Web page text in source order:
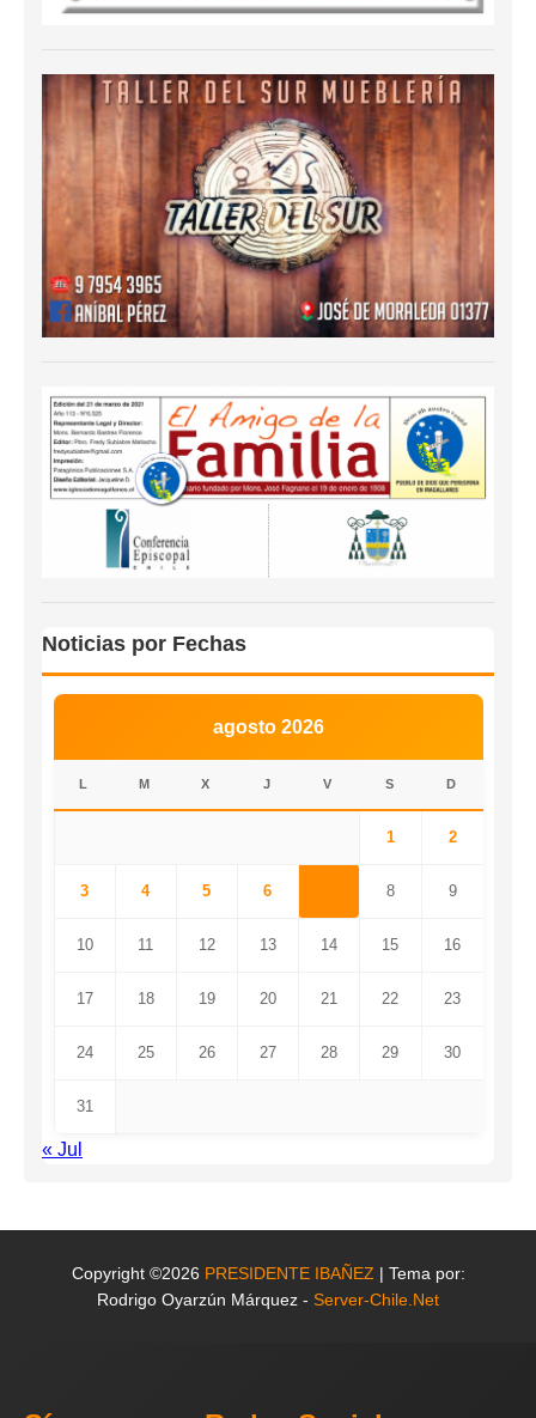
Noticias por Fechas
agosto 2026
L M X J V S D
1 2
3 4 5 6 8 9
10 11 12 13 14 15 16
17 18 19 20 21 22 23
24 25 26 27 28 29 30
31
« Jul
Copyright ©2026 PRESIDENTE IBAÑEZ | Tema por:
Rodrigo Oyarzún Márquez - Server-Chile.Net